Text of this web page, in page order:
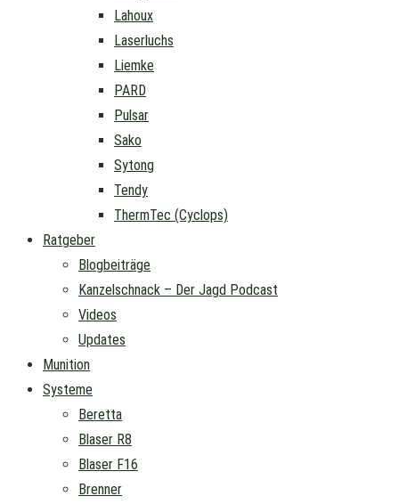
Lahoux
Laserluchs
Liemke
PARD
Pulsar
Sako
Sytong
Tendy
ThermTec (Cyclops)
Ratgeber
Blogbeiträge
Kanzelschnack – Der Jagd Podcast
Videos
Updates
Munition
Systeme
Beretta
Blaser R8
Blaser F16
Brenner